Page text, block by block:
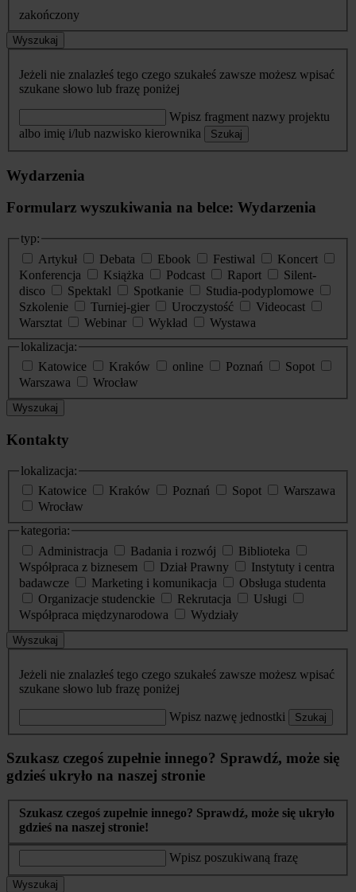
zakończony
Wyszukaj
Jeżeli nie znalazłeś tego czego szukałeś zawsze możesz wpisać
szukane słowo lub frazę poniżej
Wpisz fragment nazwy projektu
albo imię i/lub nazwisko kierownika
Szukaj
Wydarzenia
Formularz wyszukiwania na belce: Wydarzenia
typ:
Artykuł
Debata Ebook Festiwal
Koncert
Konferencja
Książka Podcast Raport
Silent-
disco
Spektakl Spotkanie
Studia-podyplomowe
Szkolenie
Turniej-gier Uroczystość
Videocast
Warsztat
Webinar Wykład
Wystawa
lokalizacja:
Katowice
Kraków online Poznań
Sopot
Warszawa
Wrocław
Wyszukaj
Kontakty
lokalizacja:
Katowice
Kraków Poznań Sopot
Warszawa
Wrocław
kategoria:
Administracja
Badania i rozwój
Biblioteka
Współpraca z biznesem
Dział Prawny
Instytuty i centra
badawcze
Marketing i komunikacja
Obsługa studenta
Organizacje studenckie
Rekrutacja
Usługi
Współpraca międzynarodowa
Wydziały
Wyszukaj
Jeżeli nie znalazłeś tego czego szukałeś zawsze możesz wpisać
szukane słowo lub frazę poniżej
Wpisz nazwę jednostki Szukaj
Szukasz czegoś zupełnie innego? Sprawdź, może się
gdzieś ukryło na naszej stronie
Szukasz czegoś zupełnie innego? Sprawdź, może się ukryło
gdzieś na naszej stronie!
Wpisz poszukiwaną frazę
Wyszukaj